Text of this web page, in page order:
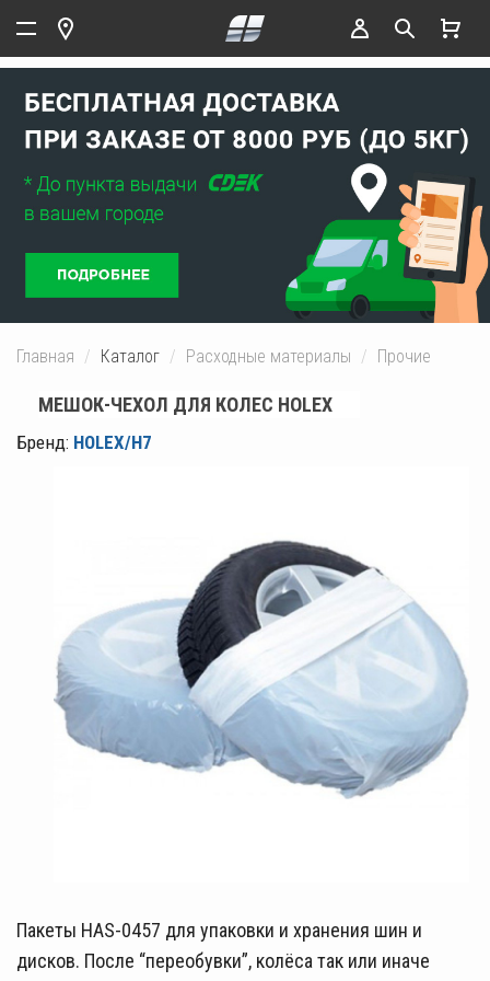
Главная Каталог Расходные материалы Прочие
МЕШОК-ЧЕХОЛ ДЛЯ КОЛЕС HOLEX
Бренд: HOLEX/H7
Пакеты HAS-0457 для упаковки и хранения шин и
дисков. После “переобувки”, колёса так или иначе